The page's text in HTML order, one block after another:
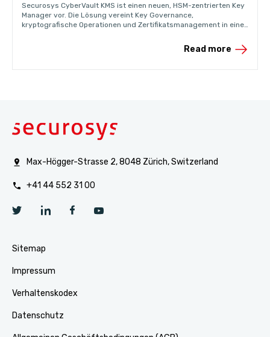
Securosys CyberVault KMS ist einen neuen, HSM-zentrierten Key
Manager vor. Die Lösung vereint Key Governance,
kryptografische Operationen und Zertifikatsmanagement in einer
Read more
Max-Högger-Strasse 2, 8048 Zürich, Switzerland
+41 44 552 31 00
Sitemap
Impressum
Verhaltenskodex
Datenschutz